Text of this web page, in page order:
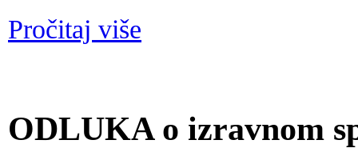
Pročitaj više
ODLUKA o izravnom